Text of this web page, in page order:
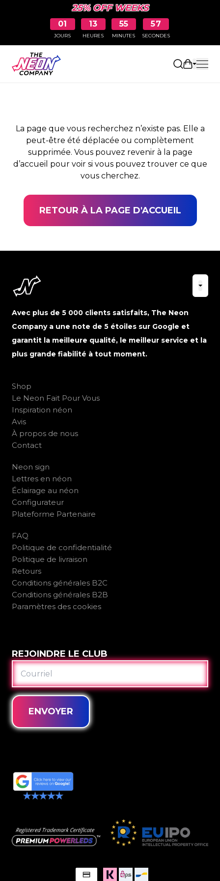
25% OFF WEEKS
01
JOURS
13
HEURES
55
MINUTES
57
SECONDES
Ouvrir le
PAGE NON TROUVÉE
La page que vous recherchez n’existe pas. Elle a
peut-être été déplacée ou complètement
supprimée. Vous pouvez revenir à la page
d’accueil pour voir si vous pouvez trouver ce que
vous cherchez.
RETOUR À LA PAGE D'ACCUEIL
Avec plus de 5 000 clients satisfaits, The Neon
Company a une note de 5 étoiles sur Google et
garantit la meilleure qualité, le meilleur service et la
plus grande fiabilité à tout moment.
Shop
Le Neon Fait Pour Vous
Inspiration néon
Avis
À propos de nous
Contact
Neon sign
Lettres en néon
Éclairage au néon
Configurateur
Plateforme Partenaire
FAQ
Politique de confidentialité
Politique de livraison
Retours
Conditions générales B2C
Conditions générales B2B
Paramètres des cookies
REJOINDRE LE CLUB
COURRIEL
ENVOYER